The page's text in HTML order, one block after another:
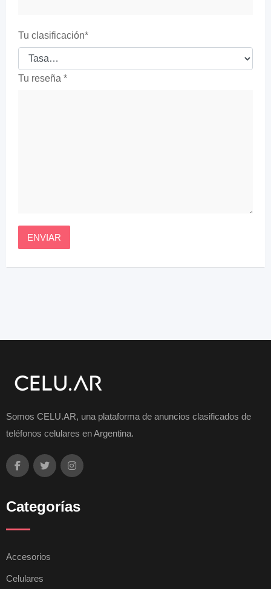
Tu clasificación*
Tu reseña *
Somos CELU.AR, una plataforma de anuncios clasificados de
teléfonos celulares en Argentina.
Categorías
Accesorios
Celulares